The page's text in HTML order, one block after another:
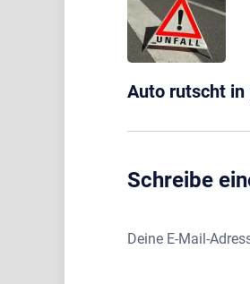
Auto rutscht in
Schreibe
Deine E-Mail-